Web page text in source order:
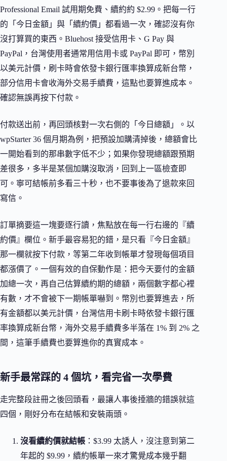
Professional Email 試用期免費、續約約 $2.99。把每一行
的「今日金額」與「續約價」都看過一次，確認沒有你
沒打算買的東西。Bluehost 接受信用卡、G Pay 與
PayPal，台灣使用者通常用信用卡或 PayPal 即可，幣別
以美元計價，刷卡時會依發卡銀行匯率換算成新台幣，
部分信用卡會收海外交易手續費，這點也要算進成本。
確認無誤再按下付款。
付款送出前，再回頭核對一次右側的「今日總額」。以
wpStarter 36 個月期為例，把預設加購清掉後，總額會比
一開始看到的那串數字低不少；如果你發現總額跟預期
差很多，多半是某個加購沒取消，回到上一區檢查即
可。寧可結帳前多看三十秒，也不要事後為了退款來回
寫信。
訂單摘要這一塊要逐行讀，焦點放在每一行右邊的『續
約價』欄位。新手最容易犯的錯，是只看『今日金額』
那一欄就按下付款，等第二年收到帳單才發現每個項目
都漲價了。一個有效的自保動作是：把今天要付的金額
加總一次，再自己估算續約期的總額，兩個數字都心裡
有數，才不會被下一期帳單嚇到。幣別也要算進去，所
有金額都以美元計價，台灣信用卡刷卡時依發卡銀行匯
率換算成新台幣，海外交易手續費多半落在 1% 到 2% 之
間，這筆手續費也要算進你的真實成本。
新手最常踩的 4 個坑，看完省一次學費
走完整段註冊之後回頭看，最讓人事後捶牆的錯誤就這
四個，剛好分布在結帳和安裝兩頭。
沒看續約價就結帳 ：$3.99 太誘人，沒注意到第二
年起的 $9.99，續約帳單一來才驚覺成本幾乎翻